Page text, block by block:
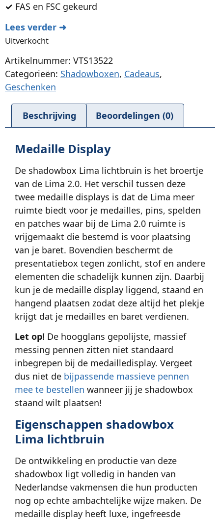
✓ FAS en FSC gekeurd
Lees verder ➜
Uitverkocht
Artikelnummer: VTS13522
Categorieën: Shadowboxen, Cadeaus,
Geschenken
Beschrijving Beoordelingen (0)
Medaille Display
De shadowbox Lima lichtbruin is het broertje
van de Lima 2.0. Het verschil tussen deze
twee medaille displays is dat de Lima meer
ruimte biedt voor je medailles, pins, spelden
en patches waar bij de Lima 2.0 ruimte is
vrijgemaakt die bestemd is voor plaatsing
van je baret. Bovendien beschermt de
presentatiebox tegen zonlicht, stof en andere
elementen die schadelijk kunnen zijn. Daarbij
kun je de medaille display liggend, staand en
hangend plaatsen zodat deze altijd het plekje
krijgt dat je medailles en baret verdienen.
Let op! De hoogglans gepolijste, massief
messing pennen zitten niet standaard
inbegrepen bij de medailledisplay. Vergeet
dus niet de bijpassende massieve pennen
mee te bestellen wanneer jij je shadowbox
staand wilt plaatsen!
Eigenschappen shadowbox
Lima lichtbruin
De ontwikkeling en productie van deze
shadowbox ligt volledig in handen van
Nederlandse vakmensen die hun producten
nog op echte ambachtelijke wijze maken. De
medaille display heeft luxe, ingefreesde